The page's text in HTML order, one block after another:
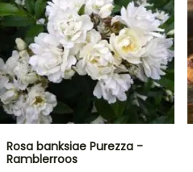
Rosa banksiae Purezza -
Ramblerroos